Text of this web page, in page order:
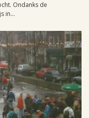
Ondanks de
in...